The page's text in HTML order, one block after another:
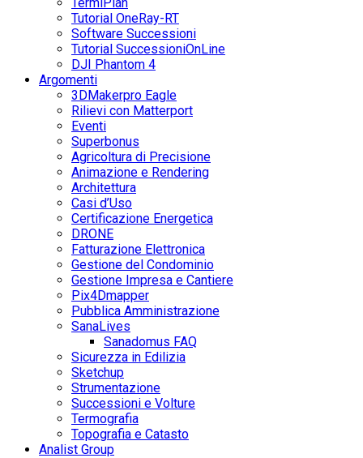
Tutorial OneRay-RT
Software Successioni
Tutorial SuccessioniOnLine
DJI Phantom 4
Argomenti
3DMakerpro Eagle
Rilievi con Matterport
Eventi
Superbonus
Agricoltura di Precisione
Animazione e Rendering
Architettura
Casi d’Uso
Certificazione Energetica
DRONE
Fatturazione Elettronica
Gestione del Condominio
Gestione Impresa e Cantiere
Pix4Dmapper
Pubblica Amministrazione
SanaLives
Sanadomus FAQ
Sicurezza in Edilizia
Sketchup
Strumentazione
Successioni e Volture
Termografia
Topografia e Catasto
Analist Group